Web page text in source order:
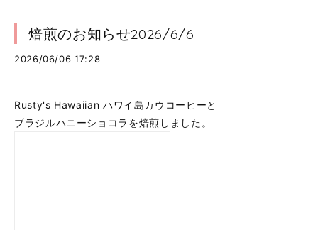
焙煎のお知らせ2026/6/6
2026/06/06 17:28
Rusty's Hawaiian ハワイ島カウコーヒーと
ブラジルハニーショコラを焙煎しました。